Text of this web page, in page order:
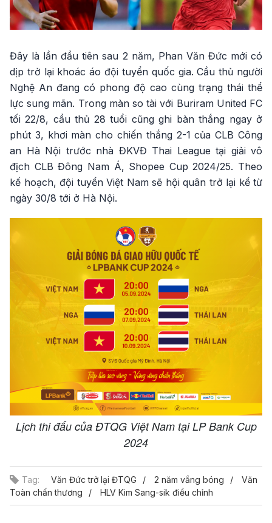
Đây là lần đầu tiên sau 2 năm, Phan Văn Đức mới có
dịp trở lại khoác áo đội tuyển quốc gia. Cầu thủ người
Nghệ An đang có phong độ cao cùng trạng thái thể
lực sung mãn. Trong màn so tài với Buriram United FC
tối 22/8, cầu thủ 28 tuổi cũng ghi bàn thắng ngay ở
phút 3, khơi màn cho chiến thắng 2-1 của CLB Công
an Hà Nội trước nhà ĐKVĐ Thai League tại giải vô
địch CLB Đông Nam Á, Shopee Cup 2024/25. Theo
kế hoạch, đội tuyển Việt Nam sẽ hội quân trở lại kể từ
ngày 30/8 tới ở Hà Nội.
Lịch thi đấu của ĐTQG Việt Nam tại LP Bank Cup
2024
Tag: Văn Đức trở lại ĐTQG 2 năm vắng bóng
Văn
Toàn chấn thương
HLV Kim Sang-sik điều chỉnh